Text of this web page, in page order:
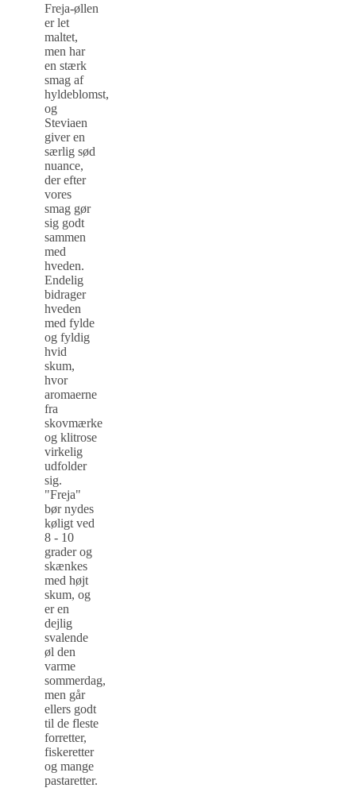
Freja-øllen
er let
maltet,
men har
en stærk
smag af
hyldeblomst,
og
Steviaen
giver en
særlig sød
nuance,
der efter
vores
smag gør
sig godt
sammen
med
hveden.
Endelig
bidrager
hveden
med fylde
og fyldig
hvid
skum,
hvor
aromaerne
fra
skovmærke
og klitrose
virkelig
udfolder
sig.
"Freja"
bør nydes
køligt ved
8 - 10
grader og
skænkes
med højt
skum, og
er en
dejlig
svalende
øl den
varme
sommerdag,
men går
ellers godt
til de fleste
forretter,
fiskeretter
og mange
pastaretter.